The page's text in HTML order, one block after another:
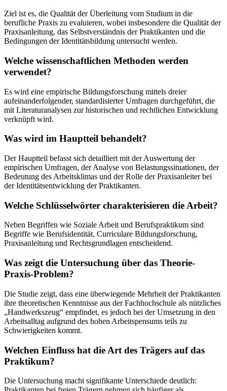
Ziel ist es, die Qualität der Überleitung vom Studium in die
berufliche Praxis zu evaluieren, wobei insbesondere die Qualität der
Praxisanleitung, das Selbstverständnis der Praktikanten und die
Bedingungen der Identitätsbildung untersucht werden.
Welche wissenschaftlichen Methoden werden
verwendet?
Es wird eine empirische Bildungsforschung mittels dreier
aufeinanderfolgender, standardisierter Umfragen durchgeführt, die
mit Literaturanalysen zur historischen und rechtlichen Entwicklung
verknüpft wird.
Was wird im Hauptteil behandelt?
Der Hauptteil befasst sich detailliert mit der Auswertung der
empirischen Umfragen, der Analyse von Belastungssituationen, der
Bedeutung des Arbeitsklimas und der Rolle der Praxisanleiter bei
der Identitätsentwicklung der Praktikanten.
Welche Schlüsselwörter charakterisieren die Arbeit?
Neben Begriffen wie Soziale Arbeit und Berufspraktikum sind
Begriffe wie Berufsidentität, Curriculare Bildungsforschung,
Praxisanleitung und Rechtsgrundlagen entscheidend.
Was zeigt die Untersuchung über das Theorie-
Praxis-Problem?
Die Studie zeigt, dass eine überwiegende Mehrheit der Praktikanten
ihre theoretischen Kenntnisse aus der Fachhochschule als nützliches
„Handwerkszeug“ empfindet, es jedoch bei der Umsetzung in den
Arbeitsalltag aufgrund des hohen Arbeitspensums teils zu
Schwierigkeiten kommt.
Welchen Einfluss hat die Art des Trägers auf das
Praktikum?
Die Untersuchung macht signifikante Unterschiede deutlich: